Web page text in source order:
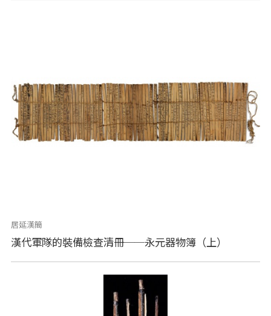
居延漢簡
漢代軍隊的裝備檢查清冊──永元器物簿（上）